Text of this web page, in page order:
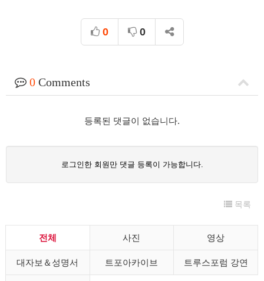
0 0
0 Comments
등록된 댓글이 없습니다.
로그인한 회원만 댓글 등록이 가능합니다.
목록
전체 사진 영상
대자보＆성명서 트포아카이브 트루스포럼 강연